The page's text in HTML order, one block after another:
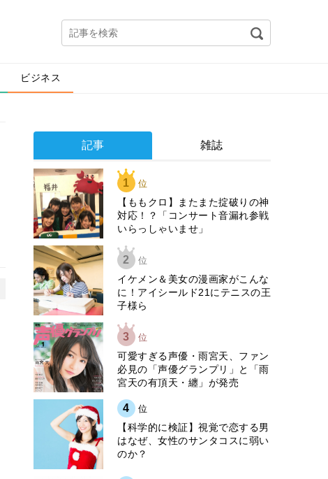
ビジネス
記事 雑誌
1 位
【ももクロ】またまた掟破りの神
対応！？「コンサート音漏れ参戦
いらっしゃいませ」
2 位
イケメン＆美女の漫画家がこんな
に！アイシールド21にテニスの王
子様ら
3 位
可愛すぎる声優・雨宮天、ファン
必見の「声優グランプリ」と「雨
宮天の有頂天・纏」が発売
4 位
【科学的に検証】視覚で恋する男
はなぜ、女性のサンタコスに弱い
のか？